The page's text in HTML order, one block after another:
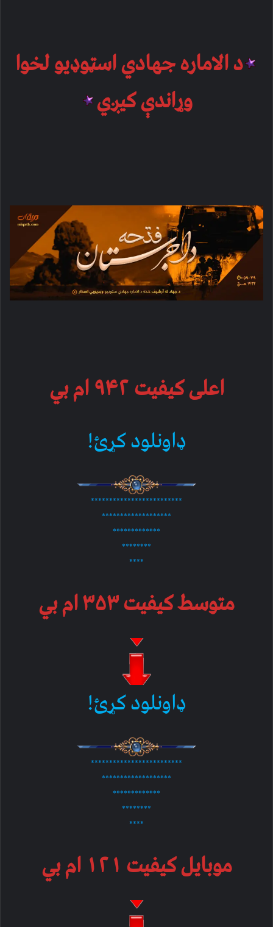
د الاماره جهادي اسټوډیو لخوا
وړاندې کیږي
اعلی کیفیت ۹۴۲ ام بي
ډاونلود کړئ!
*************************
*******************
*************
********
****
متوسط کیفیت ۳۵۳ ام بي
ډاونلود کړئ!
*************************
*******************
*************
********
****
موبایل کیفیت ۱۲۱ ام بي